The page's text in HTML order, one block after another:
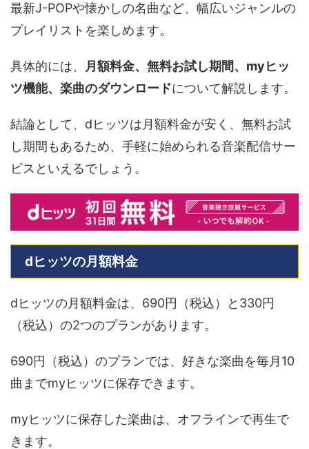
最新J-POPや懐かしの名曲など、幅広いジャンルの
プレイリストを楽しめます。
具体的には、
月額料金、無料お試し期間、myヒッ
ツ機能、楽曲のダウンロードについて解説します。
結論として、dヒッツは月額料金が安く、無料お試
し期間もあるため、手軽に始められる音楽配信サー
ビスといえるでしょう。
dヒッツの月額料金
dヒッツの月額料金は、690円（税込）と330円
（税込）の2つのプランがあります。
690円（税込）のプランでは、好きな楽曲を毎月10
曲までmyヒッツに保存できます。
myヒッツに保存した楽曲は、オフラインで再生で
きます。